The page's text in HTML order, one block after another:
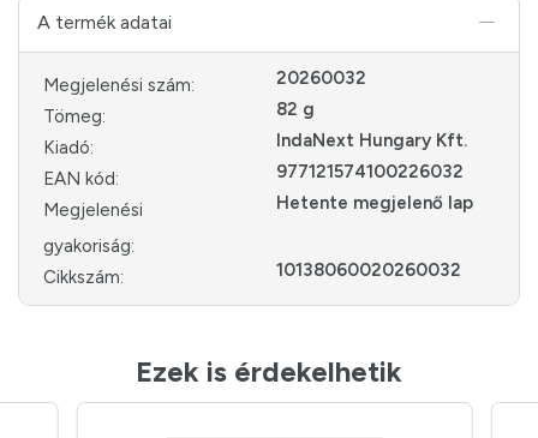
A termék adatai
Megjelenési szám:
20260032
Tömeg:
82 g
Kiadó:
IndaNext Hungary Kft.
EAN kód:
977121574100226032
Megjelenési
gyakoriság:
Hetente megjelenő lap
Cikkszám: 10138060020260032
Ezek is érdekelhetik